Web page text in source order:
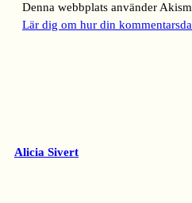
Denna webbplats använder
Lär dig om hur din
Alicia Sivert